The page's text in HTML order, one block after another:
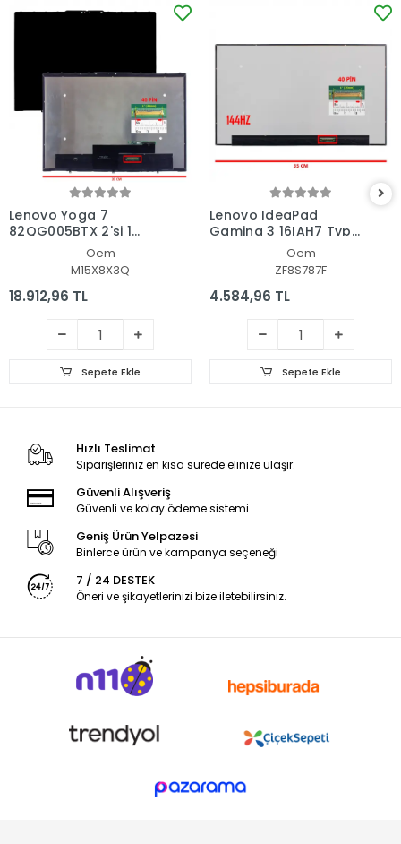
Lenovo Yoga 7
82QG005BTX 2'si 1
Arada Dokunmatik +
Led Ekran Panel Set
Oem
M15X8X3Q
18.912,96 TL
Sepete Ekle
Lenovo IdeaPad
Gaming 3 16IAH7 Type
82SA Lcd Led Ekran -
Oem
ZF8S787F
4.584,96 TL
Sepete Ekle
Hızlı Teslimat
Siparişleriniz en kısa sürede elinize ulaşır.
Güvenli Alışveriş
Güvenli ve kolay ödeme sistemi
Geniş Ürün Yelpazesi
Binlerce ürün ve kampanya seçeneği
7 / 24 DESTEK
Öneri ve şikayetlerinizi bize iletebilirsiniz.